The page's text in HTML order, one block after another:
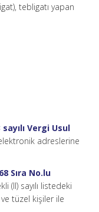
tebligatı yapan
sayılı Vergi Usul
adreslerine
Sıra No.lu
(II) sayılı listedeki
tüzel kişiler ile